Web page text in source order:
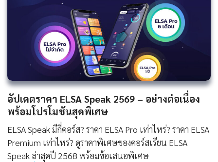
อัปเดตราคา ELSA Speak 2569 – อย่างต่อเนื่อง
พร้อมโปรโมชันสุดพิเศษ
ELSA Speak มีกี่คอร์ส? ราคา ELSA Pro เท่าไหร่? ราคา ELSA
Premium เท่าไหร่? ดูราคาพิเศษของคอร์สเรียน ELSA
Speak ล่าสุดปี 2568 พร้อมข้อเสนอพิเศษ